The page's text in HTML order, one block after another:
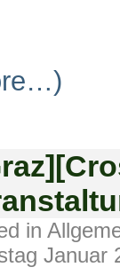
in
Januar